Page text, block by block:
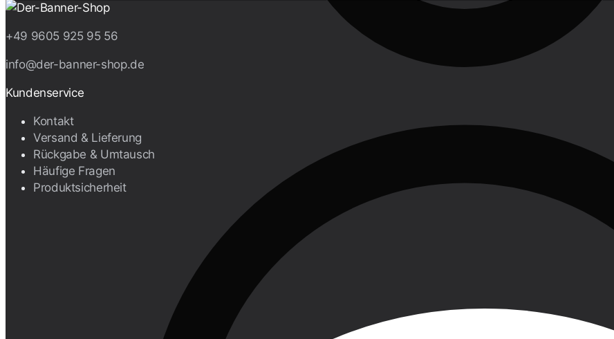
+49 9605 925 95 56
info@der-banner-shop.de
Kundenservice
Kontakt
Versand & Lieferung
Rückgabe & Umtausch
Häufige Fragen
Produktsicherheit